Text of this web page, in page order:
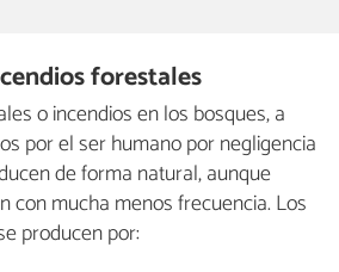
forestales
o incendios en los bosques, a
por el ser humano por negligencia
de forma natural, aunque
con mucha menos frecuencia. Los
producen por: